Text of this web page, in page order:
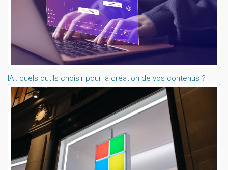
IA : quels outils choisir pour la création de vos contenus ?